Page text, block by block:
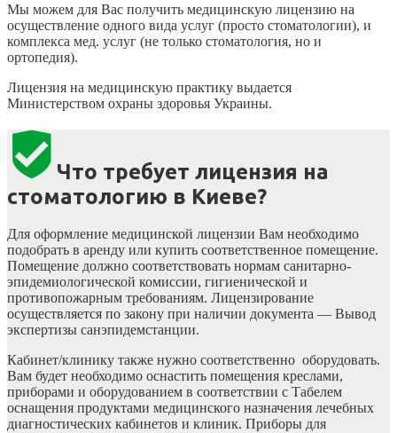
Мы можем для Вас получить медицинскую лицензию на
осуществление одного вида услуг (просто стоматологии), и
комплекса мед. услуг (не только стоматология, но и
ортопедия).
Лицензия на медицинскую практику выдается
Министерством охраны здоровья Украины.
Что требует лицензия на
стоматологию в Киеве?
Для оформление медицинской лицензии Вам необходимо
подобрать в аренду или купить соответственное помещение.
Помещение должно соответствовать нормам санитарно-
эпидемиологической комиссии, гигиенической и
противопожарным требованиям. Лицензирование
осуществляется по закону при наличии документа — Вывод
экспертизы санэпидемстанции.
Кабинет/клинику также нужно соответственно оборудовать.
Вам будет необходимо оснастить помещения креслами,
приборами и оборудованием в соответствии с Табелем
оснащения продуктами медицинского назначения лечебных
диагностических кабинетов и клиник. Приборы для